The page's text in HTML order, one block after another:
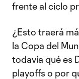
frente al ciclo
¿Esto traerá
la Copa del
todavía qué es
playoffs o por